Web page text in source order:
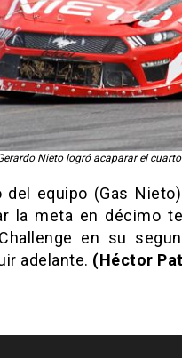
Nieto logró acaparar el
del equipo (Gas
la meta en décimo
en su
adelante. (Héctor